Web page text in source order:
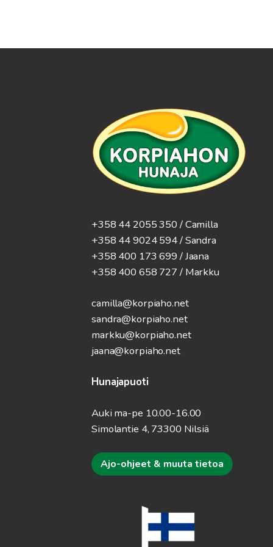
+358 44 2055 350 / Camilla
+358 44 9024 594/ Sandra
+358 400 173 699 / Jaana
+358 400 658 727 / Markku
camilla@korpiaho.net
sandra@korpiaho.net
markku@korpiaho.net
jaana@korpiaho.net
Hunajapuoti
Auki ma-pe 10.00-16.00
Simolantie 4, 73300 Nilsiä
Ajo-ohjeet & muuta tietoa